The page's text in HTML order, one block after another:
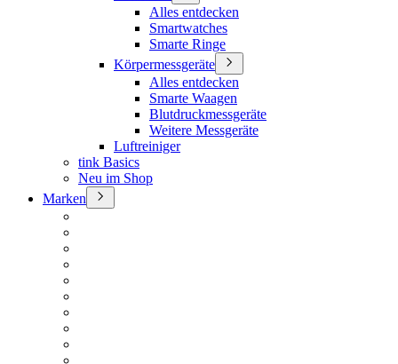
Alles entdecken
Smartwatches
Smarte Ringe
Körpermessgeräte
Alles entdecken
Smarte Waagen
Blutdruckmessgeräte
Weitere Messgeräte
Luftreiniger
tink Basics
Neu im Shop
Marken